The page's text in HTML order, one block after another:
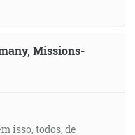
Missions-
isso, todos, de